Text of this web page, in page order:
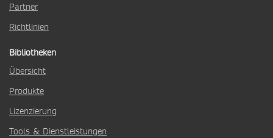
Partner
Richtlinien
Bibliotheken
Übersicht
Produkte
Lizenzierung
Tools & Dienstleistungen